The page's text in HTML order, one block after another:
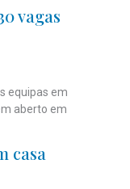
vagas
equipas em
aberto em
casa